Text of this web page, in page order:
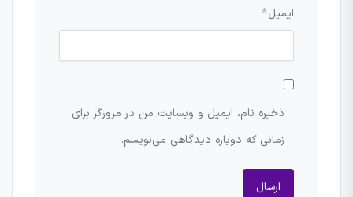
ایمیل*
ذخیره نام، ایمیل و وبسایت من در مرورگر برای
زمانی که دوباره دیدگاهی می‌نویسم.